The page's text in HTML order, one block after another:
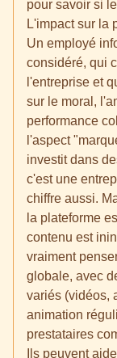
pour savoir si
L'impact sur la
Un employé
considéré, qui
l'entreprise et
sur le moral,
performance
l'aspect
investit dans
c'est une
chiffre aussi.
la plateforme
contenu est
vraiment
globale, avec
variés (vidéos,
animation
prestataires
Ils peuvent